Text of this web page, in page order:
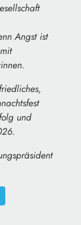
Angst ist
und